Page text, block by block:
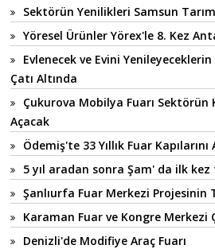
Sektörün Yenilikleri Samsun
Yöresel Ürünler Yörex'le 8. Kez
Evlenecek ve Evini
Çatı Altında
Çukurova Mobilya Fuarı Sektörün
Açacak
Ödemiş'te 33 Yıllık Fuar Kapılarını
5 yıl aradan sonra Şam' da ilk
Şanlıurfa Fuar Merkezi Projesinin
Karaman Fuar ve Kongre Merkezi
Denizli'de Modifiye Araç Fuarı